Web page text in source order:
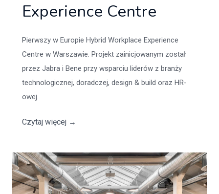
Experience Centre
Pierwszy w Europie Hybrid Workplace Experience
Centre w Warszawie. Projekt zainicjowanym został
przez Jabra i Bene przy wsparciu liderów z branży
technologicznej, doradczej, design & build oraz HR-
owej.
Czytaj więcej →